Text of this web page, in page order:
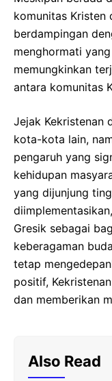
komunitas Kristen
berdampingan
menghormati
memungkinkan
antara komunitas
Jejak Kekristenan
kota-kota lain,
pengaruh yang
kehidupan
yang dijunjung
Gresik sebagai
keberagaman
tetap
positif,
dan memberikan
Also Read